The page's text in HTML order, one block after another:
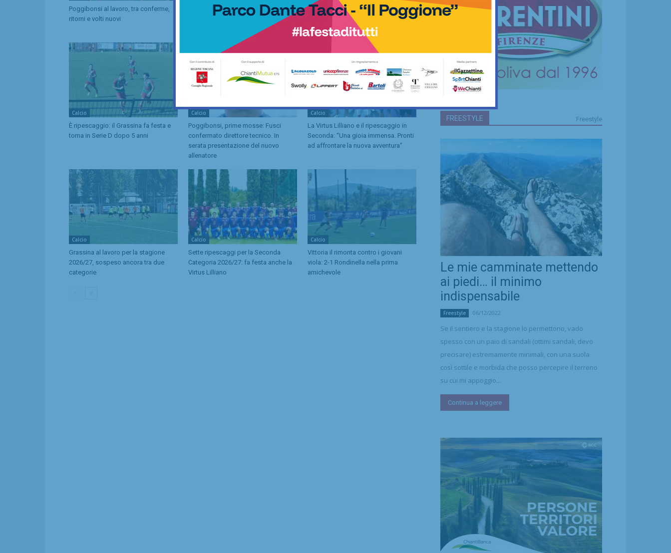
Poggibonsi al lavoro, tra conferme,
ritorni e volti nuovi
Adesso è proprio ufficiale: il Grassina
giocherà in Serie D nella prossima
Poggibonsi, il nuovo allenatore per
l’Eccellenza è Marco Guidi
Calcio
È ripescaggio: il Grassina fa festa e
torna in Serie D dopo 5 anni
Calcio
Poggibonsi, prime mosse: Fusci
confermato direttore tecnico. In
serata presentazione del nuovo
allenatore
Calcio
La Virtus Lilliano e il ripescaggio in
Seconda: “Una gioia immensa. Pronti
ad affrontare la nuova avventura”
Calcio
Grassina al lavoro per la stagione
2026/27, sospeso ancora tra due
categorie
Calcio
Sette ripescaggi per la Seconda
Categoria 2026/27: fa festa anche la
Virtus Lilliano
Calcio
Vittoria il rimonta contro i giovani
viola: 2-1 Rondinella nella prima
amichevole
FREESTYLE Freestyle
Le mie camminate mettendo
ai piedi… il minimo
indispensabile
Freestyle 06/12/2022
Se il sentiero e la stagione lo permettono, vado
spesso con un paio di sandali (ottimi sandali, devo
precisare) estremamente minimali, con una suola
così sottile e morbida che posso percepire il terreno
su cui mi appoggio...
Continua a leggere